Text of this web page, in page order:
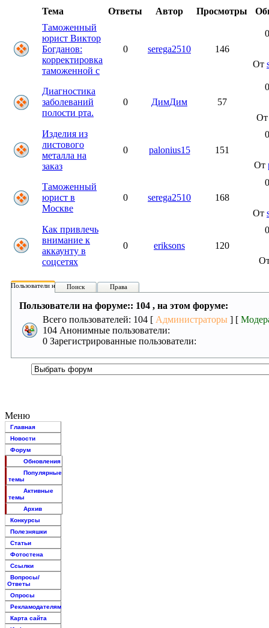
Тема Ответы Автор Просмотры
Таможенный
юрист Виктор
Богданов:
корректировка
таможенной с
0 serega2510 146
От
Диагностика
заболеваний
полости рта.
0 ДимДим 57
Изделия из
листового
металла на
заказ
0 palonius15 151
От
Таможенный
юрист в
Москве
0 serega2510 168
От
Как привлечь
внимание к
аккаунту в
соцсетях
0 eriksons 120
Пользователи на форуме:
Поиск Права
Пользователи на форуме:: 104 , на этом форуме:
Всего пользователей: 104 [ Администраторы ] [
104 Анонимные пользователи:
0 Зарегистрированные пользователи:
Меню
Главная
Новости
Форум
Обновления
Популярные
темы
Активные
темы
Архив
Конкурсы
Полезняшки
Статьи
Фотостена
Ссылки
Вопросы/
Ответы
Опросы
Рекламодателям
Карта сайта